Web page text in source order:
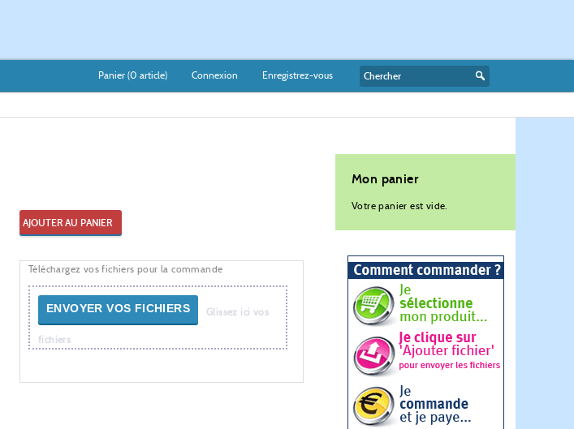
Panier (0 article) Connexion Enregistrez-vous
AJOUTER AU PANIER
Téléchargez vos fichiers pour la commande
ENVOYER VOS FICHIERS Glissez ici vos
fichiers
Mon panier
Votre panier est vide.